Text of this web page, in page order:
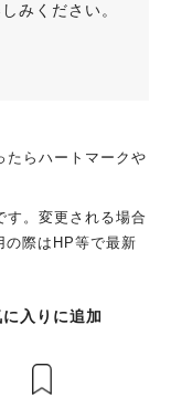
みください。
らハートマークや
。変更される場合
の際はHP等で最新
に入りに追加